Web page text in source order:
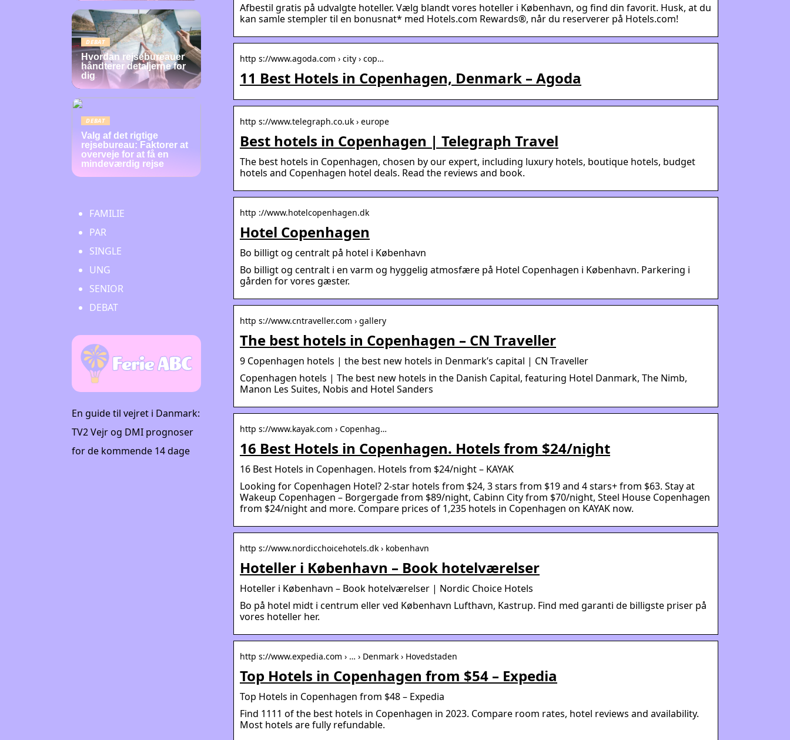
Afbestil gratis på udvalgte hoteller. Vælg blandt vores hoteller i København, og find din favorit. Husk, at du
kan samle stempler til en bonusnat* med Hotels.com Rewards®, når du reserverer på Hotels.com!
http s://www.agoda.com › city › cop…
11 Best Hotels in Copenhagen, Denmark – Agoda
http s://www.telegraph.co.uk › europe
Best hotels in Copenhagen | Telegraph Travel
The best hotels in Copenhagen, chosen by our expert, including luxury hotels, boutique hotels, budget
hotels and Copenhagen hotel deals. Read the reviews and book.
http ://www.hotelcopenhagen.dk
Hotel Copenhagen
Bo billigt og centralt på hotel i København
Bo billigt og centralt i en varm og hyggelig atmosfære på Hotel Copenhagen i København. Parkering i
gården for vores gæster.
http s://www.cntraveller.com › gallery
The best hotels in Copenhagen – CN Traveller
9 Copenhagen hotels | the best new hotels in Denmark’s capital | CN Traveller
Copenhagen hotels | The best new hotels in the Danish Capital, featuring Hotel Danmark, The Nimb,
Manon Les Suites, Nobis and Hotel Sanders
http s://www.kayak.com › Copenhag…
16 Best Hotels in Copenhagen. Hotels from $24/night
16 Best Hotels in Copenhagen. Hotels from $24/night – KAYAK
Looking for Copenhagen Hotel? 2-star hotels from $24, 3 stars from $19 and 4 stars+ from $63. Stay at
Wakeup Copenhagen – Borgergade from $89/night, Cabinn City from $70/night, Steel House Copenhagen
from $24/night and more. Compare prices of 1,235 hotels in Copenhagen on KAYAK now.
http s://www.nordicchoicehotels.dk › kobenhavn
Hoteller i København – Book hotelværelser
Hoteller i København – Book hotelværelser | Nordic Choice Hotels
Bo på hotel midt i centrum eller ved København Lufthavn, Kastrup. Find med garanti de billigste priser på
vores hoteller her.
http s://www.expedia.com › … › Denmark › Hovedstaden
Top Hotels in Copenhagen from $54 – Expedia
Top Hotels in Copenhagen from $48 – Expedia
Find 1111 of the best hotels in Copenhagen in 2023. Compare room rates, hotel reviews and availability.
Most hotels are fully refundable.
DEBAT
Hvordan rejsebureauer
håndterer detaljerne for
dig
DEBAT
Valg af det rigtige
rejsebureau: Faktorer at
overveje for at få en
mindeværdig rejse
FAMILIE
PAR
SINGLE
UNG
SENIOR
DEBAT
En guide til vejret i Danmark:
TV2 Vejr og DMI prognoser
for de kommende 14 dage